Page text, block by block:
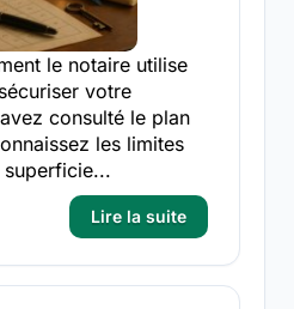
le notaire utilise
votre
consulté le plan
les limites
Lire la suite